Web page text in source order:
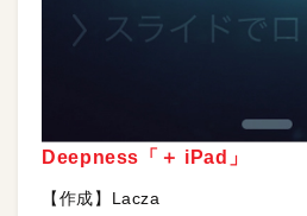
Deepness「＋ iPad」
【作成】Lacza